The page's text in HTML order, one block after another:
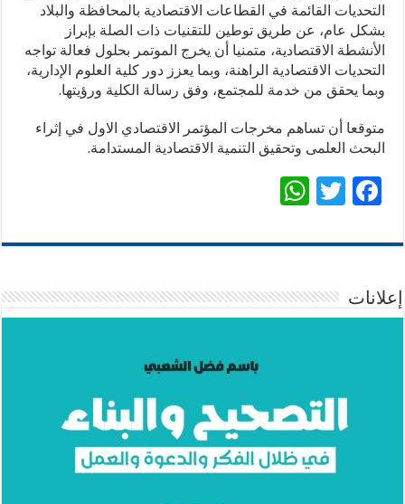
التحديات القائمة في القطاعات الاقتصادية بالمحافظة والبلاد
بشكل عام، عن طريق توطين للتقنيات ذات الصلة بإبراز
الأنشطة الاقتصادية، متمنيا أن يخرج الموتمر بحلول فعالة تواجه
التحديات الاقتصادية الراهنة، وبما يعزز دور كلية العلوم الإدارية،
وبما يحقق من خدمة للمجتمع، وفق رسالة الكلية ورؤيتها.
متوقعا أن تساهم مخرجات المؤتمر الاقتصادي الاول في إثراء
البحث العلمى وتحقيق التنمية الاقتصادية المستدامة.
F
e
o
T
tt
at
p
إعلانات